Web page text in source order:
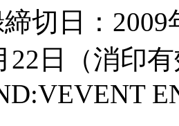
切日：
22日（消印